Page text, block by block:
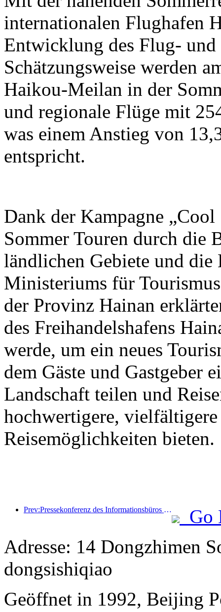
internationalen Flughafen
Entwicklung des Flug- und
Schätzungsweise werden
Haikou-Meilan in der
und regionale Flüge mit
was einem Anstieg von
entspricht.
Dank der Kampagne
Sommer Touren durch die
ländlichen Gebiete und die
Ministeriums für
der Provinz Hainan
des Freihandelshafens
werde, um ein neues
dem Gäste und Gastgeber
Landschaft teilen und
hochwertigere,
Reisemöglichkeiten bieten.
Prev:Pressekonferenz des Informationsbüros des Staatsrats: Die grenzüberschreitenden Reiseeinnahmen meines Landes stiegen im ersten Halbjahr dieses Jahres um 42 %
Go
Adresse: 14 Dongzhimen
dongsishiqiao
Geöffnet in 1992, Beijing